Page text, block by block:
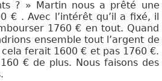
? » Martin nous a prêté une
€ . Avec l’intérêt qu’il a fixé, il
1760 € en tout. Quand
ensemble tout l’argent de
ferait 1600 € et pas 1760 €.
€ de plus. Nous faisons des